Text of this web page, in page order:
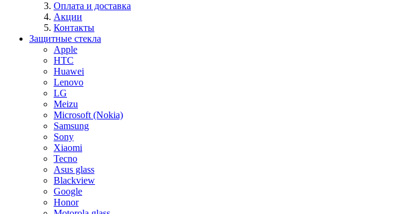
Оплата и доставка
Акции
Контакты
Защитные стекла
Apple
HTC
Huawei
Lenovo
LG
Meizu
Microsoft (Nokia)
Samsung
Sony
Xiaomi
Tecno
Asus glass
Blackview
Google
Honor